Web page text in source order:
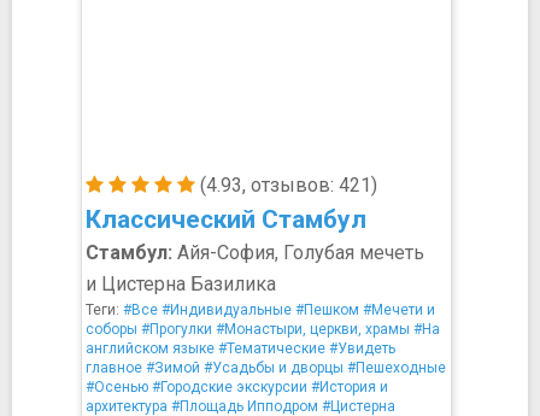
(4.93, отзывов: 421)
Классический Стамбул
Стамбул: Айя-София, Голубая мечеть
и Цистерна Базилика
Теги: #Все #Индивидуальные #Пешком #Мечети и
соборы #Прогулки #Монастыри, церкви, храмы #На
английском языке #Тематические #Увидеть
главное #Зимой #Усадьбы и дворцы #Пешеходные
#Осенью #Городские экскурсии #История и
архитектура #Площадь Ипподром #Цистерна